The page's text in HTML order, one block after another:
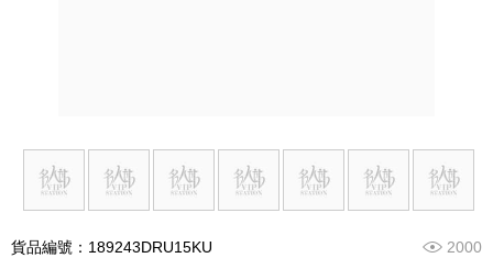
貨品編號：189243DRU15KU 2000